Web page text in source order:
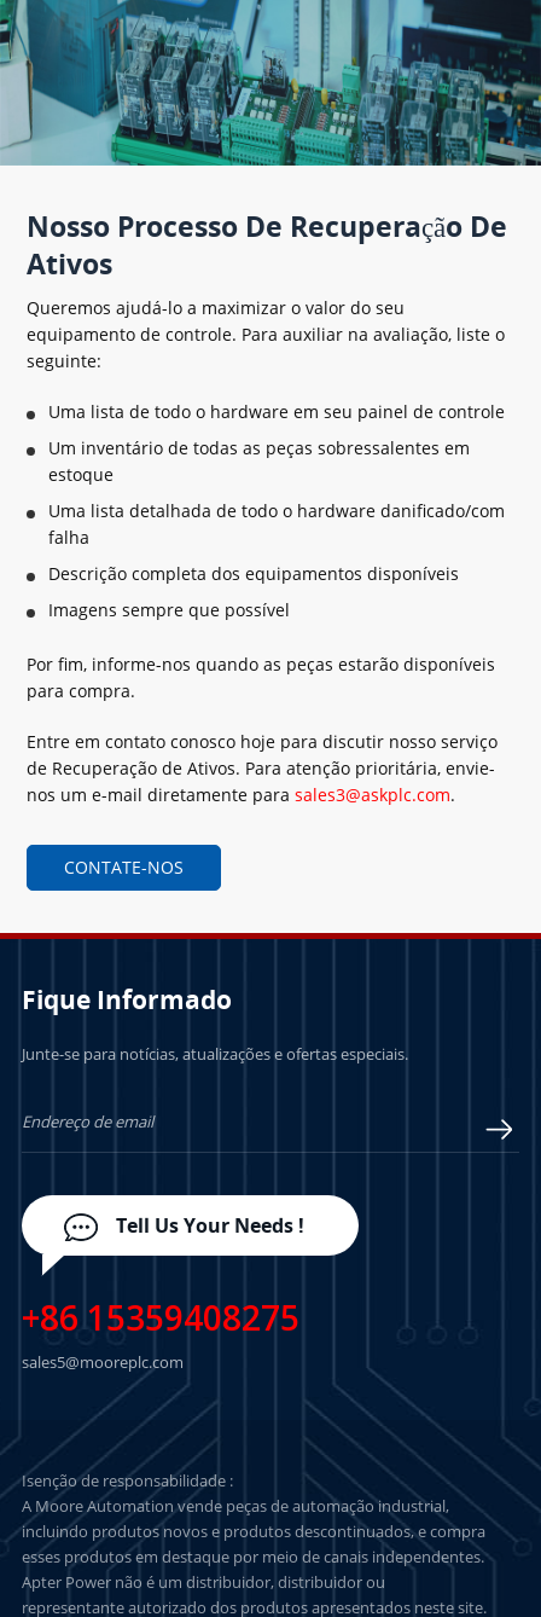
Nosso Processo De Recuperação De
Ativos
Queremos ajudá-lo a maximizar o valor do seu
equipamento de controle. Para auxiliar na avaliação, liste o
seguinte:
Uma lista de todo o hardware em seu painel de controle
Um inventário de todas as peças sobressalentes em
estoque
Uma lista detalhada de todo o hardware danificado/com
falha
Descrição completa dos equipamentos disponíveis
Imagens sempre que possível
Por fim, informe-nos quando as peças estarão disponíveis
para compra.
Entre em contato conosco hoje para discutir nosso serviço
de Recuperação de Ativos. Para atenção prioritária, envie-
nos um e-mail diretamente parasales3@askplc.com.
CONTATE-NOS
Fique Informado
Junte-se para notícias, atualizações e ofertas especiais.
Tell Us Your Needs !
+86 15359408275
sales5@mooreplc.com
Isenção de responsabilidade :
A Moore Automation vende peças de automação industrial,
incluindo produtos novos e produtos descontinuados, e compra
esses produtos em destaque por meio de canais independentes.
Apter Power não é um distribuidor, distribuidor ou
representante autorizado dos produtos apresentados neste site.